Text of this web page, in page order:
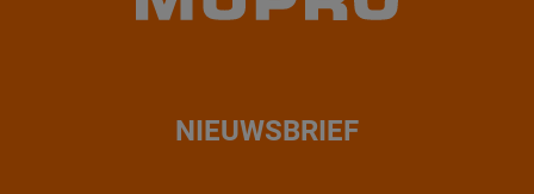
NIEUWSBRIEF